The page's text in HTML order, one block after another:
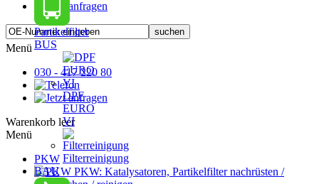
Partikelfilter
BUS
DPF
EURO
VI
Filterreinigung
BAU
Menü
030 - 417 220 80
Warenkorb leer
Menü
PKW
PKW: Katalysatoren, Partikelfilter nachrüsten /